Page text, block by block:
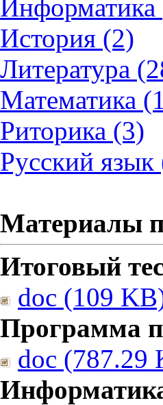
Информатика
История (2)
Литература
Математика
Риторика (3)
Русский язык
Материалы
Итоговый
doc (109
Программа
doc (787.29